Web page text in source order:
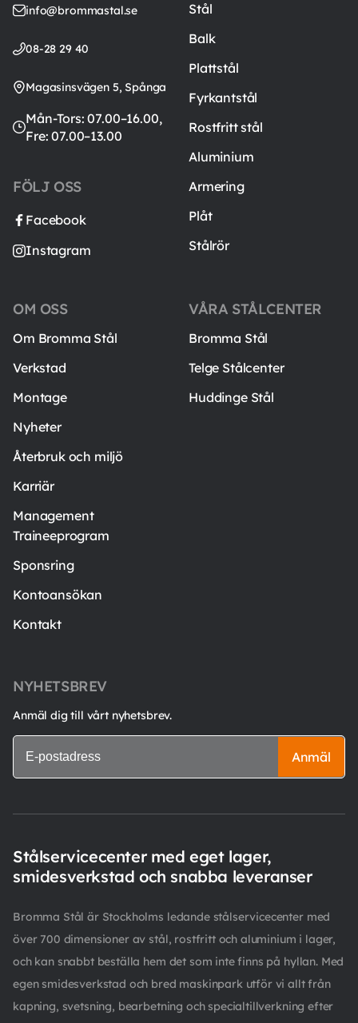
info@brommastal.se
08-28 29 40
Magasinsvägen 5, Spånga
Mån-Tors: 07.00–16.00,
Fre: 07.00–13.00
FÖLJ OSS
Facebook
Instagram
Stål
Balk
Plattstål
Fyrkantstål
Rostfritt stål
Aluminium
Armering
Plåt
Stålrör
VÅRA STÅLCENTER
Bromma Stål
Telge Stålcenter
Huddinge Stål
OM OSS
Om Bromma Stål
Verkstad
Montage
Nyheter
Återbruk och miljö
Karriär
Management
Traineeprogram
Sponsring
Kontoansökan
Kontakt
NYHETSBREV
Anmäl dig till vårt nyhetsbrev.
Anmäl
Stålservicecenter med eget lager,
smidesverkstad och snabba leveranser
Bromma Stål är Stockholms ledande stålservicecenter med
över 700 dimensioner av stål, rostfritt och aluminium i lager,
och kan snabbt beställa hem det som inte finns på hyllan. Med
egen smidesverkstad och bred maskinpark utför vi allt från
kapning, svetsning, bearbetning och specialtillverkning efter